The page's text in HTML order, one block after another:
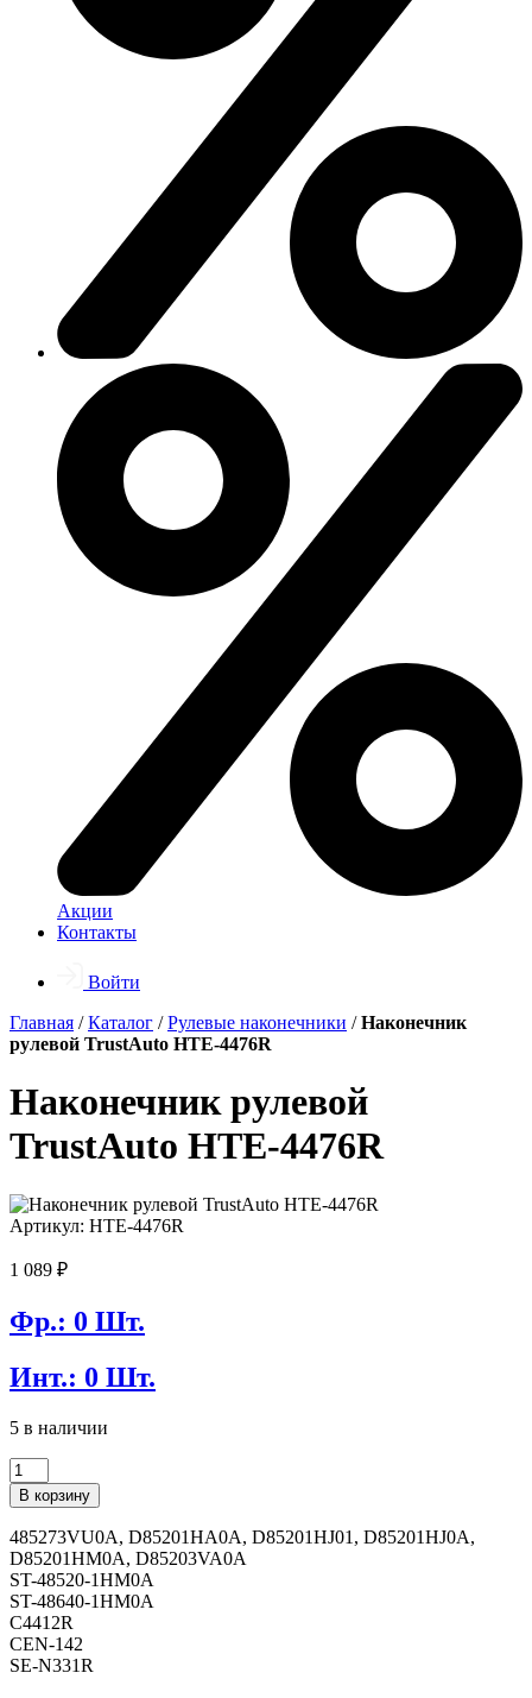
Акции
Контакты
Войти
Главная /Каталог /Рулевые наконечники /Наконечник
рулевой TrustAuto HTE-4476R
Наконечник рулевой
TrustAuto HTE-4476R
Артикул: HTE-4476R
1 089 ₽
Фр.: 0 Шт.
Инт.: 0 Шт.
5 в наличии
Количество
товара
Наконечник
рулевой
TrustAuto
HTE-
4476R
В корзину
485273VU0A, D85201HA0A, D85201HJ01, D85201HJ0A,
D85201HM0A, D85203VA0A
ST-48520-1HM0A
ST-48640-1HM0A
C4412R
CEN-142
SE-N331R